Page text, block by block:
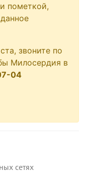
пометкой,
звоните по
Милосердия в
04
сетях